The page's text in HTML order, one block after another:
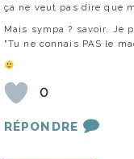
ça ne veut pas dire que
Mais sympa ? savoir. Je
"Tu ne connais PAS le
0
RÉPONDRE